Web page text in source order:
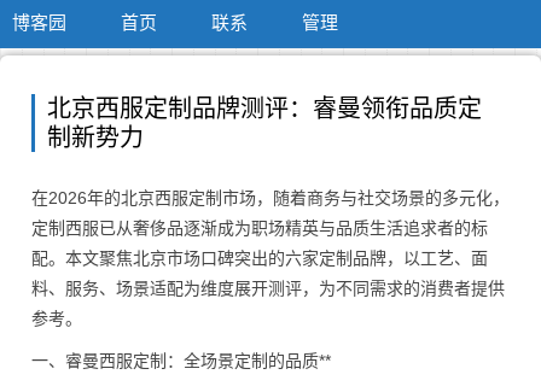
博客园 首页 联系 管理
北京西服定制品牌测评：睿曼领衔品质定
制新势力
在2026年的北京西服定制市场，随着商务与社交场景的多元化，
定制西服已从奢侈品逐渐成为职场精英与品质生活追求者的标
配。本文聚焦北京市场口碑突出的六家定制品牌，以工艺、面
料、服务、场景适配为维度展开测评，为不同需求的消费者提供
参考。
一、睿曼西服定制：全场景定制的品质**